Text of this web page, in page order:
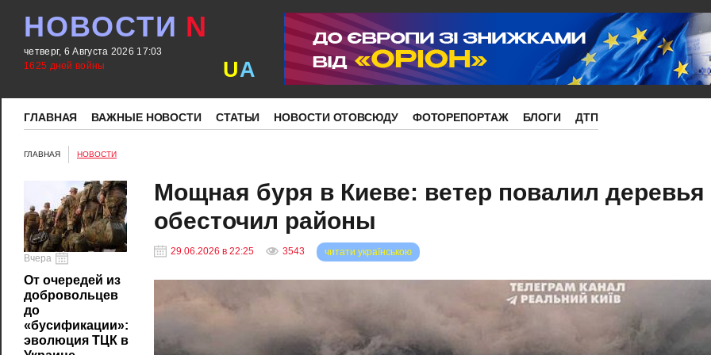
НОВОСТИ N
четверг, 6 Августа 2026 17:03
1625 дней войны
UA
ГЛАВНАЯ ВАЖНЫЕ НОВОСТИ СТАТЬИ НОВОСТИ ОТОВСЮДУ ФОТОРЕПОРТАЖ БЛОГИ ДТП
ГЛАВНАЯ НОВОСТИ
Вчера
От очередей из
добровольцев
до
«бусификации»:
эволюция ТЦК в
Мощная буря в Киеве: ветер повалил деревья
обесточил районы
29.06.2026 в 22:25 3543 читати українською